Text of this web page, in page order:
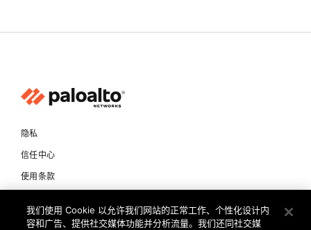
隐私
信任中心
使用条款
我们使用 Cookie 以允许我们网站的正常工作、个性化设计内
容和广告、提供社交媒体功能并分析流量。我们还同社交媒